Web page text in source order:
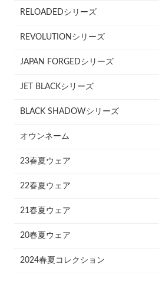
RELOADEDシリーズ
REVOLUTIONシリーズ
JAPAN FORGEDシリーズ
JET BLACKシリーズ
BLACK SHADOWシリーズ
オウンネーム
23春夏ウェア
22春夏ウェア
21春夏ウェア
20春夏ウェア
2024春夏コレクション